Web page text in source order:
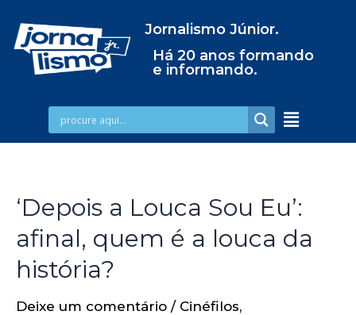
Jornalismo Júnior.
Há 20 anos formando
e informando.
‘Depois a Louca Sou Eu’:
afinal, quem é a louca da
história?
Deixe um comentário / Cinéfilos,